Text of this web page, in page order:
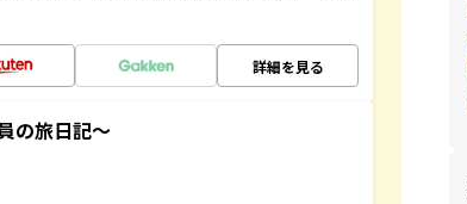
詳細を見る
の旅日記～